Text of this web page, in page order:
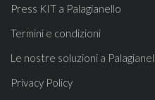
Press KIT a Palagianello
Termini e condizioni
Le nostre soluzioni a
Privacy Policy